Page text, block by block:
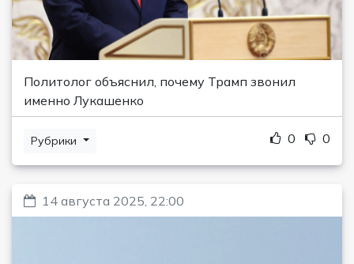
Политолог объяснил, почему Трамп звонил
именно Лукашенко
Рубрики 0 0
14 августа 2025, 22:00